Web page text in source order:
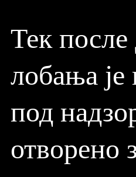
Тек после
лобања
под
отворено